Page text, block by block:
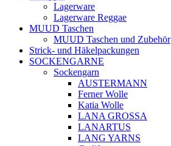
Lagerware
Lagerware Reggae
MUUD Taschen
MUUD Taschen und Zubehör
Strick- und Häkelpackungen
SOCKENGARNE
Sockengarn
AUSTERMANN
Ferner Wolle
Katia Wolle
LANA GROSSA
LANARTUS
LANG YARNS